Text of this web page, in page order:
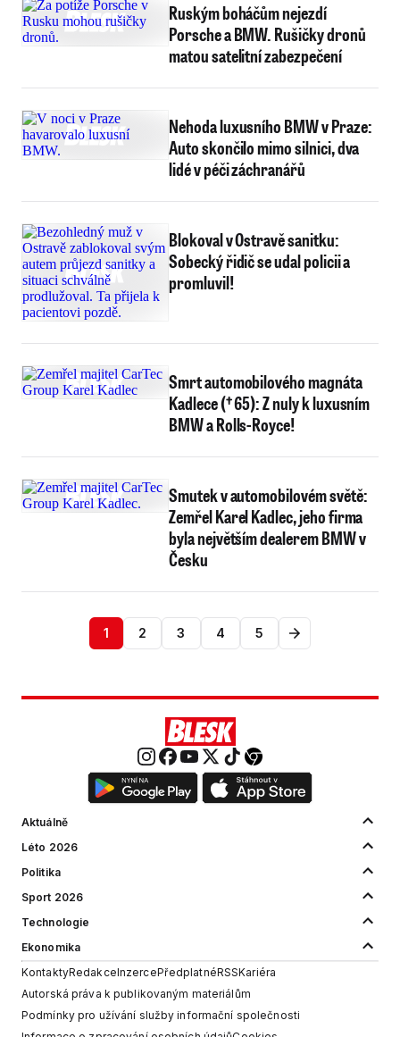
Ruským boháčům nejezdí
Porsche a BMW. Rušičky dronů
matou satelitní zabezpečení
Nehoda luxusního BMW v Praze:
Auto skončilo mimo silnici, dva
lidé v péči záchranářů
Blokoval v Ostravě sanitku:
Sobecký řidič se udal policii a
promluvil!
Smrt automobilového magnáta
Kadlece († 65): Z nuly k luxusním
BMW a Rolls-Royce!
Smutek v automobilovém světě:
Zemřel Karel Kadlec, jeho firma
byla největším dealerem BMW v
Česku
1 2 3 4 5
Aktuálně
Léto 2026
Politika
Sport 2026
Technologie
Ekonomika
KontaktyRedakceInzercePředplatnéRSSKariéra
Autorská práva k publikovaným materiálům
Podmínky pro užívání služby informační společnosti